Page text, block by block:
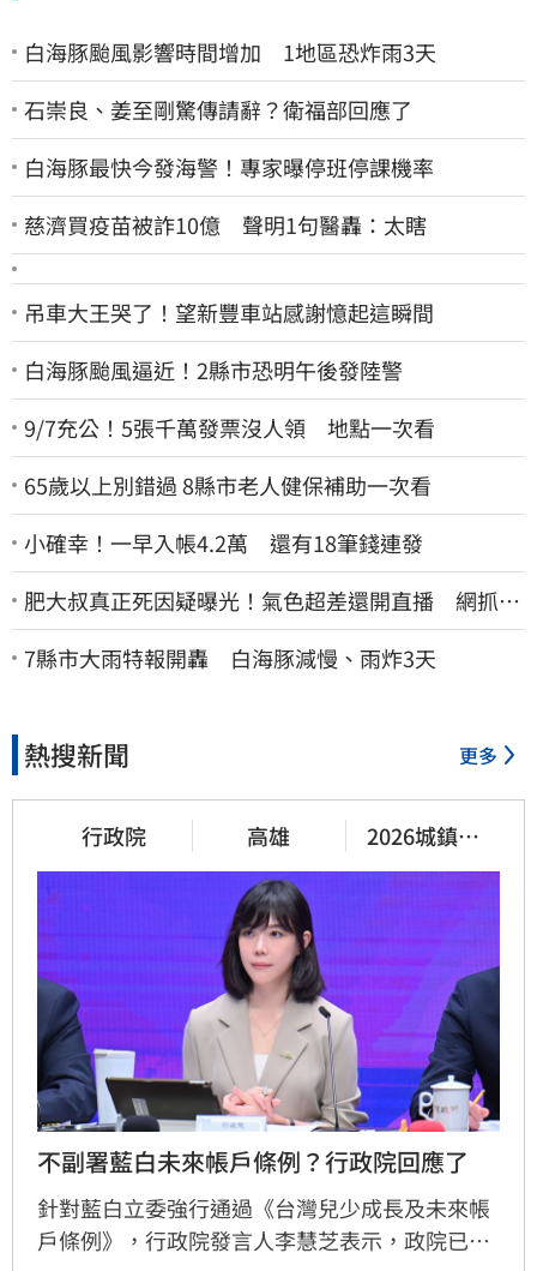
白海豚颱風影響時間增加 1地區恐炸雨3天
石崇良、姜至剛驚傳請辭？衛福部回應了
白海豚最快今發海警！專家曝停班停課機率
慈濟買疫苗被詐10億 聲明1句醫轟：太瞎
吊車大王哭了！望新豐車站感謝憶起這瞬間
白海豚颱風逼近！2縣市恐明午後發陸警
9/7充公！5張千萬發票沒人領 地點一次看
65歲以上別錯過 8縣市老人健保補助一次看
小確幸！一早入帳4.2萬 還有18筆錢連發
肥大叔真正死因疑曝光！氣色超差還開直播 網抓這
一點超不合理
7縣市大雨特報開轟 白海豚減慢、雨炸3天
熱搜新聞 更多
行政院 高雄
2026城鎮韌
性演習
不副署藍白未來帳戶條例？行政院回應了
針對藍白立委強行通過《台灣兒少成長及未來帳
戶條例》，行政院發言人李慧芝表示，政院已收